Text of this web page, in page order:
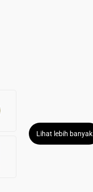
Lihat lebih banyak